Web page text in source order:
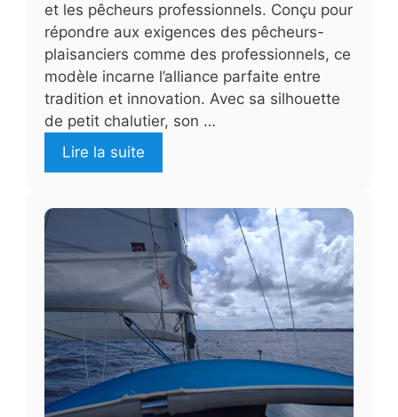
et les pêcheurs professionnels. Conçu pour
répondre aux exigences des pêcheurs-
plaisanciers comme des professionnels, ce
modèle incarne l’alliance parfaite entre
tradition et innovation. Avec sa silhouette
de petit chalutier, son …
Lire la suite